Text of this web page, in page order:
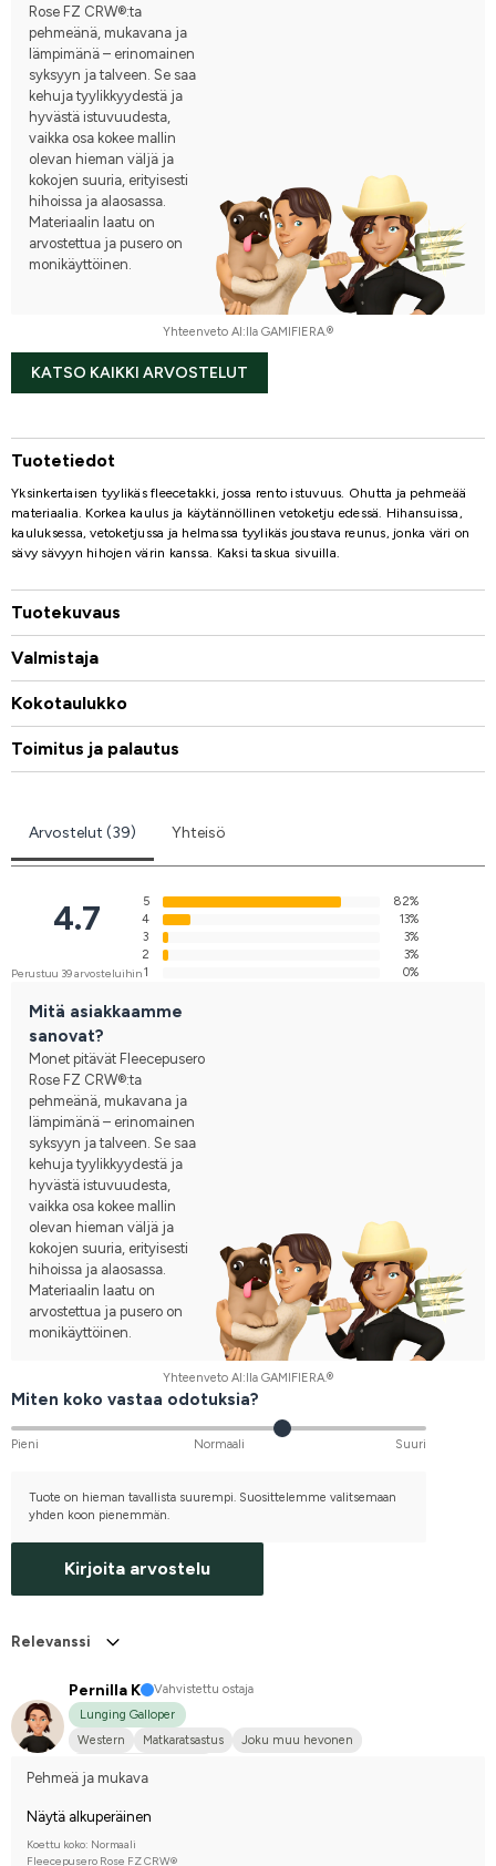
Rose FZ CRW®:ta
pehmeänä, mukavana ja
lämpimänä – erinomainen
syksyyn ja talveen. Se saa
kehuja tyylikkyydestä ja
hyvästä istuvuudesta,
vaikka osa kokee mallin
olevan hieman väljä ja
kokojen suuria, erityisesti
hihoissa ja alaosassa.
Materiaalin laatu on
arvostettua ja pusero on
monikäyttöinen.
Yhteenveto AI:lla GAMIFIERA.®
KATSO KAIKKI ARVOSTELUT
Tuotetiedot
Yksinkertaisen tyylikäs fleecetakki, jossa rento istuvuus. Ohutta ja pehmeää
materiaalia. Korkea kaulus ja käytännöllinen vetoketju edessä. Hihansuissa,
kauluksessa, vetoketjussa ja helmassa tyylikäs joustava reunus, jonka väri on
sävy sävyyn hihojen värin kanssa. Kaksi taskua sivuilla.
Tuotekuvaus
Valmistaja
Kokotaulukko
Toimitus ja palautus
Arvostelut (39) Yhteisö
4.7
Perustuu 39 arvosteluihin
5
82%
4
13%
3
3%
2
3%
1
0%
Mitä asiakkaamme
sanovat?
Monet pitävät Fleecepusero
Rose FZ CRW®:ta
pehmeänä, mukavana ja
lämpimänä – erinomainen
syksyyn ja talveen. Se saa
kehuja tyylikkyydestä ja
hyvästä istuvuudesta,
vaikka osa kokee mallin
olevan hieman väljä ja
kokojen suuria, erityisesti
hihoissa ja alaosassa.
Materiaalin laatu on
arvostettua ja pusero on
monikäyttöinen.
Yhteenveto AI:lla GAMIFIERA.®
Miten koko vastaa odotuksia?
Pieni Normaali Suuri
Tuote on hieman tavallista suurempi. Suosittelemme valitsemaan
yhden koon pienemmän.
Kirjoita arvostelu
Relevanssi
Pernilla K
Vahvistettu ostaja
Lunging Galloper
Western
Matkaratsastus
Joku muu hevonen
Pehmeä ja mukava
Näytä alkuperäinen
Koettu koko: Normaali
Fleecepusero Rose FZ CRW®